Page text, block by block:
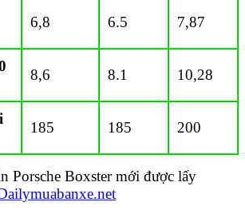
6,8 6.5 7,87
8,6 8.1 10,28
185 185 200
Porsche Boxster mới được lấy